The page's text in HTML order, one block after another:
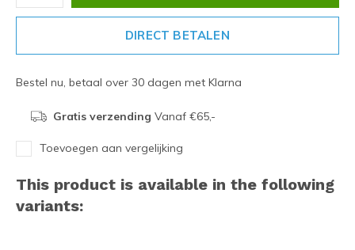
DIRECT BETALEN
Bestel nu, betaal over 30 dagen met Klarna
Gratis verzending Vanaf €65,-
Toevoegen aan vergelijking
This product is available in the following
variants: